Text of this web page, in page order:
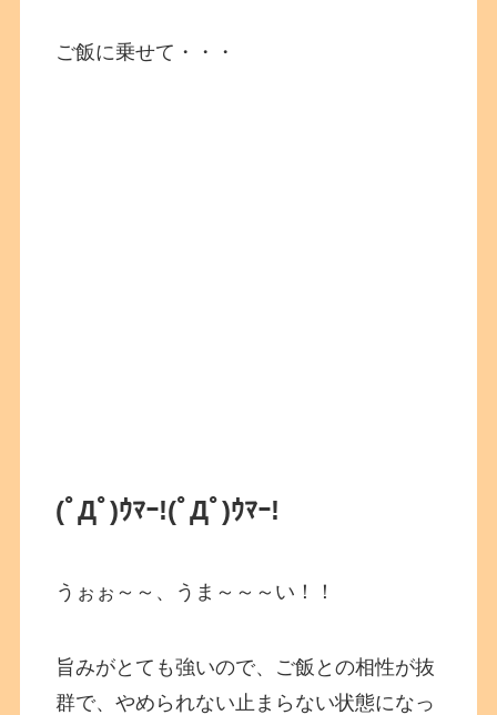
ご飯に乗せて・・・
(ﾟДﾟ)ｳﾏｰ!(ﾟДﾟ)ｳﾏｰ!
うぉぉ～～、うま～～～い！！
旨みがとても強いので、ご飯との相性が抜
群で、やめられない止まらない状態になっ